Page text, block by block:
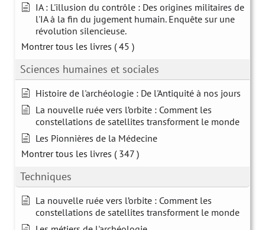
IA : L'illusion du contrôle : Des origines militaires de
l'IA à la fin du jugement humain. Enquête sur une
révolution silencieuse.
Montrer tous les livres ( 45 )
Sciences humaines et sociales
Histoire de l'archéologie : De l'Antiquité à nos jours
La nouvelle ruée vers l’orbite : Comment les
constellations de satellites transforment le monde
Les Pionnières de la Médecine
Montrer tous les livres ( 347 )
Techniques
La nouvelle ruée vers l’orbite : Comment les
constellations de satellites transforment le monde